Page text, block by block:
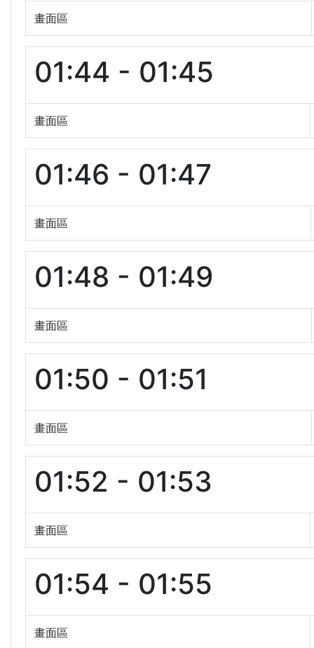
畫面區
01:44 - 01:45
畫面區
01:46 - 01:47
畫面區
01:48 - 01:49
畫面區
01:50 - 01:51
畫面區
01:52 - 01:53
畫面區
01:54 - 01:55
畫面區